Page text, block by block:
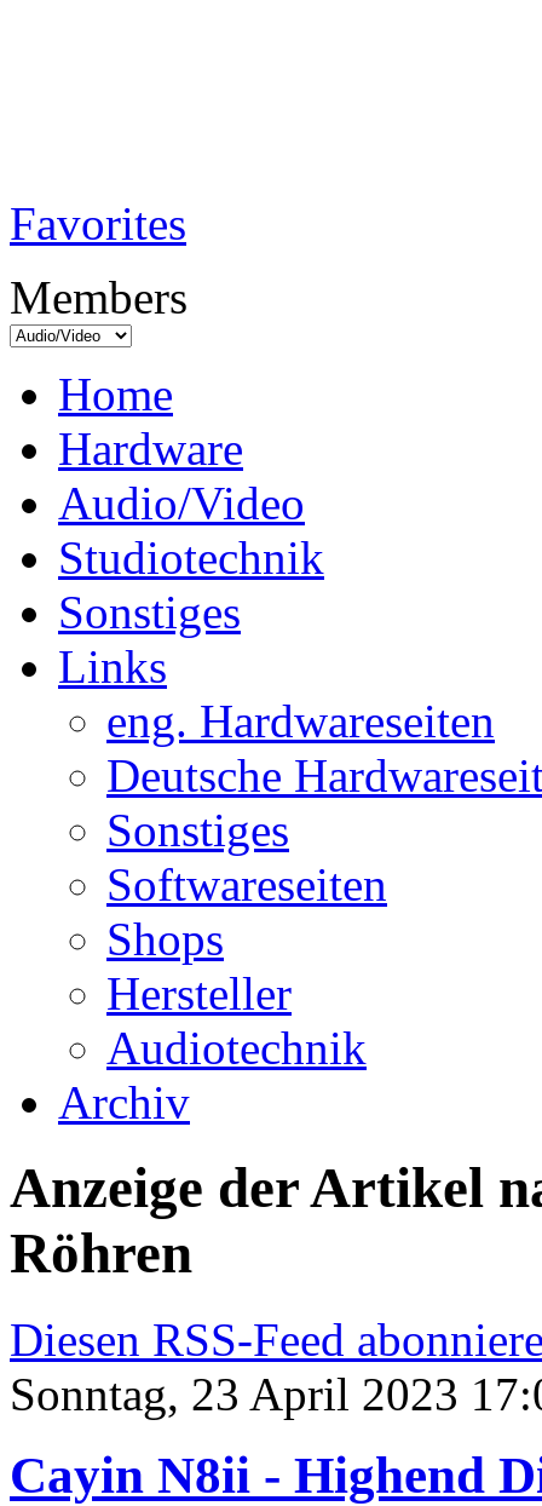
Favorites
Members
Home
Hardware
Audio/Video
Studiotechnik
Sonstiges
Links
eng. Hardwareseiten
Deutsche
Sonstiges
Softwareseiten
Shops
Hersteller
Audiotechnik
Archiv
Anzeige der Artikel
Röhren
Diesen RSS-Feed
Sonntag, 23 April 2023
Cayin N8ii - Highend